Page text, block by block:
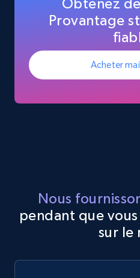
Obtenez
Provantage
Acheter
Nous
pendant que
sur le